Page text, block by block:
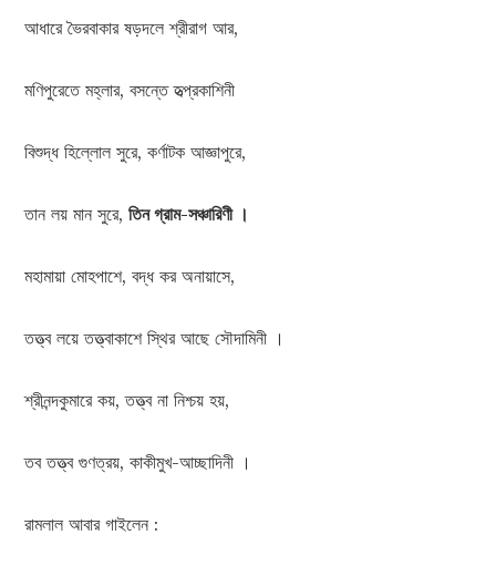
আধারে ভৈরবাকার ষড়দলে শ্রীরাগ আর,
মণিপুরেতে মহ্লার, বসন্তে হৃত্প্রকাশিনী
বিশুদ্ধ হিল্লোল সুরে, কর্ণাটক আজ্ঞাপুরে,
তান লয় মান সুরে,তিন গ্রাম-সঞ্চারিণী ।
মহামায়া মোহপাশে, বদ্ধ কর অনায়াসে,
তত্ত্ব লয়ে তত্ত্বাকাশে স্থির আছে সৌদামিনী ।
শ্রীনন্দকুমারে কয়, তত্ত্ব না নিশ্চয় হয়,
তব তত্ত্ব গুণত্রয়, কাকীমুখ-আচ্ছাদিনী ।
রামলাল আবার গাইলেন :